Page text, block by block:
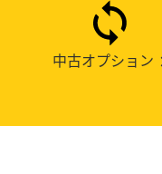
中古オプション